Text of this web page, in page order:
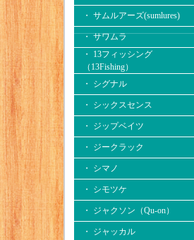
・ サムルアーズ(sumlures)
・ サワムラ
・ 13フィッシング
（13Fishing）
・ シグナル
・ シックスセンス
・ ジップベイツ
・ ジークラック
・ シマノ
・ シモツケ
・ ジャクソン（Qu-on）
・ ジャッカル